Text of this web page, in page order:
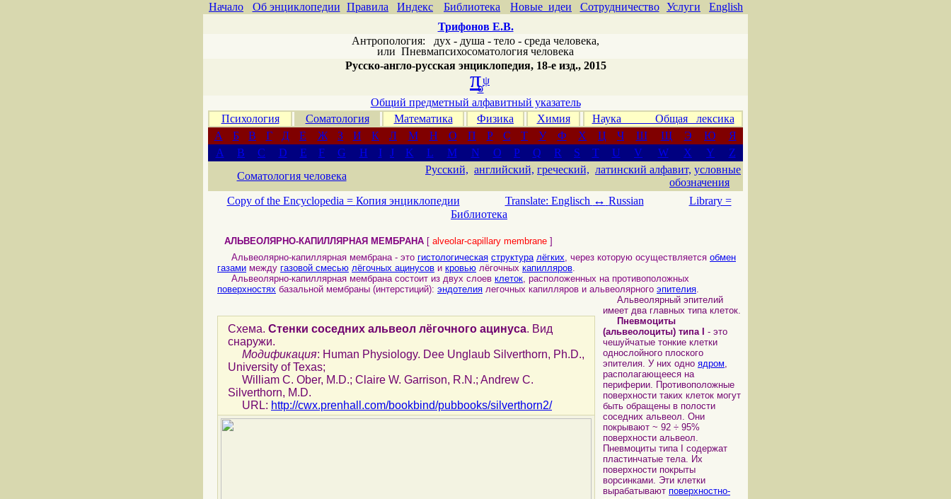
Начало Об энциклопедии Правила Индекс Библиотека Новые идеи Сотрудничество Услуги
English
Трифонов Е.В.
Антропология: дух - душа - тело - среда человека,
или Пневмапсихосоматология человека
Русско-англо-русская энциклопедия, 18-е изд., 2015
πψ
σ
Общий предметный алфавитный указатель
Психология
Соматология Математика Физика Химия
Наука Общая лексика
А
Б В Г Д Е Ж З И К Л М Н О П Р С Т У Ф Х Ц Ч Ш Щ Э Ю
Я
A
B C D E F G H I J K L M N O P Q R S T U V W X Y
Z
Соматология человека
Русский, английский, греческий, латинский алфавит, условные
обозначения
Copy of the Encyclopedia = Копия энциклопедии Translate: Englisch ↔ Russian
Library =
Библиотека
АЛЬВЕОЛЯРНО-КАПИЛЛЯРНАЯ МЕМБРАНА [ alveolar-capillary membrane ]
Альвеолярно-капиллярная мембрана - это гистологическая структура лёгких, через которую осуществляется обмен
газами между газовой смесью лёгочных ацинусов и кровью лёгочных капилляров.
Альвеолярно-капиллярная мембрана состоит из двух слоев клеток, расположенных на противоположных
поверхностях базальной мембраны (интерстиций): эндотелия легочных капилляров и альвеолярного эпителия.
Схема. Стенки соседних альвеол лёгочного ацинуса. Вид
снаружи.
Модификация: Human Physiology. Dee Unglaub Silverthorn, Ph.D.,
University of Texas;
William C. Ober, M.D.; Claire W. Garrison, R.N.; Andrew C.
Silverthorn, M.D.
URL: http://cwx.prenhall.com/bookbind/pubbooks/silverthorn2/
Альвеолярный эпителий
имеет два главных типа клеток.
Пневмоциты
(альвеолоциты) типа I
- это
чешуйчатые тонкие клетки
однослойного плоского
эпителия. У них одно ядром,
располагающееся на
периферии. Противоположные
поверхности таких клеток могут
быть обращены в полости
соседних альвеол. Они
покрывают ~ 92 ÷ 95%
поверхности альвеол.
Пневмоциты типа I содержат
пластинчатые тела. Их
поверхности покрыты
ворсинками. Эти клетки
вырабатывают поверхностно-